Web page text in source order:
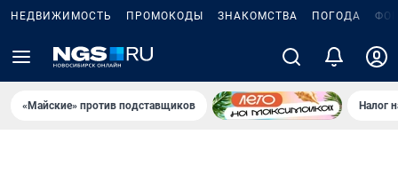
НЕДВИЖИМОСТЬ ПРОМОКОДЫ ЗНАКОМСТВА ПОГОДА
«Майские» против подставщиков Налог